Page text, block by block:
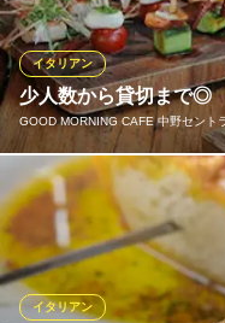
少人数から貸切まで◎
GOOD MORNING CAFE 中野セント
イタリアン
親しい仲間と、ご家族と
さい♪目の前はひろーい
けるお店です。
※こちらは夜のみのこだわりです。
イタリアン